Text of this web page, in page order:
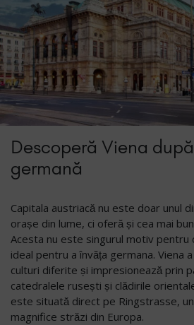
Descoperă Viena
germană
Capitala austriacă nu este doar unul
orașe din lume, ci oferă și cea mai
Acesta nu este singurul motiv pentru
ideal pentru a învăța germana. Viena
culturi diferite și impresionează prin
catedralele rusești și clădirile
este situată direct pe Ringstrasse,
magnifice străzi din Europa.